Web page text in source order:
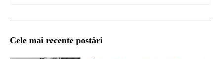
Cele mai recente postări